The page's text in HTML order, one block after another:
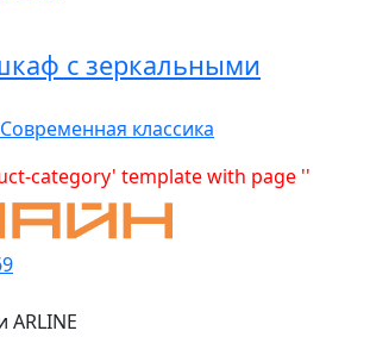
с зеркальными
классика
category' template with page ''